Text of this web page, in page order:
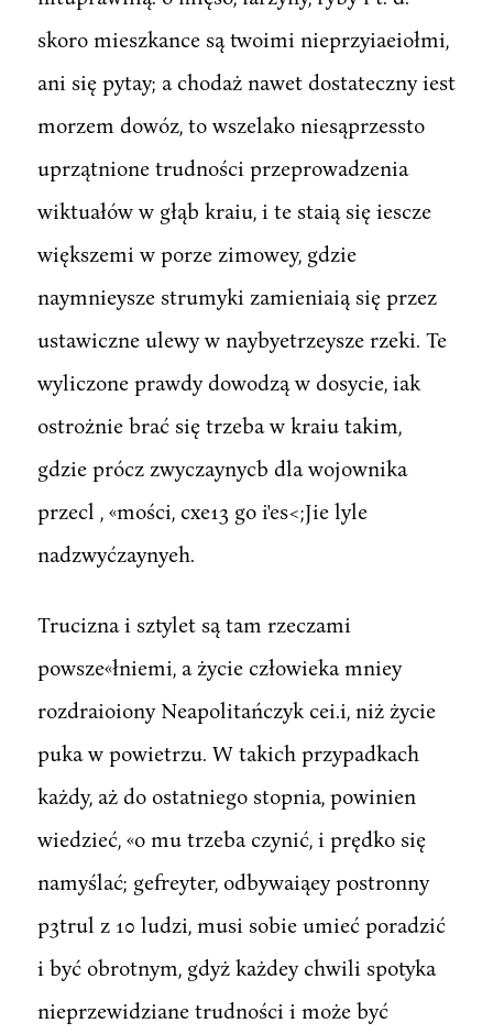
skoro mieszkance są twoimi nieprzyiaeiołmi,
ani się pytay; a chodaż nawet dostateczny iest
morzem dowóz, to wszelako niesąprzessto
uprzątnione trudności przeprowadzenia
wiktuałów w głąb kraiu, i te staią się iescze
większemi w porze zimowey, gdzie
naymnieysze strumyki zamieniaią się przez
ustawiczne ulewy w naybyetrzeysze rzeki. Te
wyliczone prawdy dowodzą w dosycie, iak
ostrożnie brać się trzeba w kraiu takim,
gdzie prócz zwyczaynycb dla wojownika
przecl , «mości, cxe13 go i'es<;Jie lyle
nadzwyćzaynyeh.
Trucizna i sztylet są tam rzeczami
powsze«łniemi, a życie człowieka mniey
rozdraioiony Neapolitańczyk cei.i, niż życie
puka w powietrzu. W takich przypadkach
każdy, aż do ostatniego stopnia, powinien
wiedzieć, «o mu trzeba czynić, i prędko się
namyślać; gefreyter, odbywaiąey postronny
p3trul z 10 ludzi, musi sobie umieć poradzić
i być obrotnym, gdyż każdey chwili spotyka
nieprzewidziane trudności i może być